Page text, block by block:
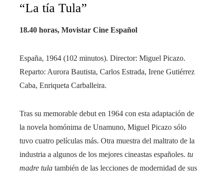
“La tía Tula”
18.40 horas, Movistar Cine Español
España, 1964 (102 minutos). Director: Miguel Picazo.
Reparto: Aurora Bautista, Carlos Estrada, Irene Gutiérrez
Caba, Enriqueta Carballeira.
Tras su memorable debut en 1964 con esta adaptación de
la novela homónima de Unamuno, Miguel Picazo sólo
tuvo cuatro películas más. Otra muestra del maltrato de la
industria a algunos de los mejores cineastas españoles. tu
madre tula también de las lecciones de modernidad de sus